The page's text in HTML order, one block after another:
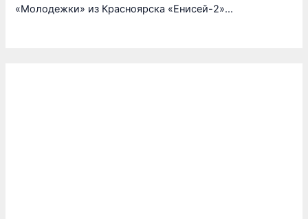
«Молодежки» из Красноярска «Енисей-2»…